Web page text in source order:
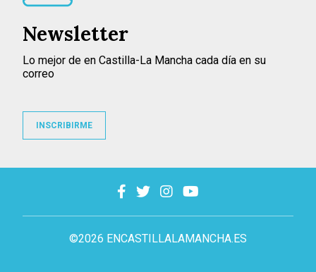
©2026 ENCASTILLALAMANCHA.ES
Newsletter
Lo mejor de en Castilla-La Mancha cada día en su
correo
INSCRIBIRME